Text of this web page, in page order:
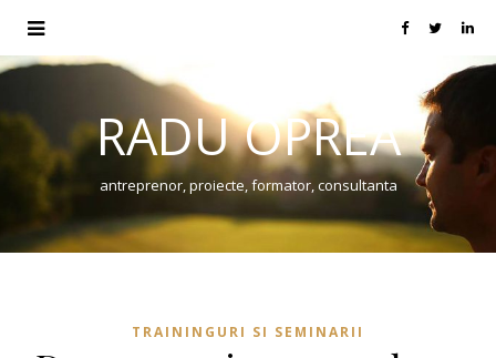
RADU OPREA
antreprenor, proiecte, formator, consultanta
TRAININGURI SI SEMINARII